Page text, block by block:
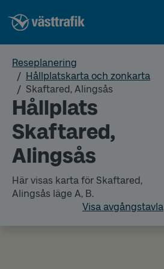
Reseplanering
Hållplatskarta och zonkarta
Skaftared, Alingsås
Hållplats
Skaftared,
Alingsås
Här visas karta för Skaftared,
Alingsås läge A, B.
Visa avgångstavla